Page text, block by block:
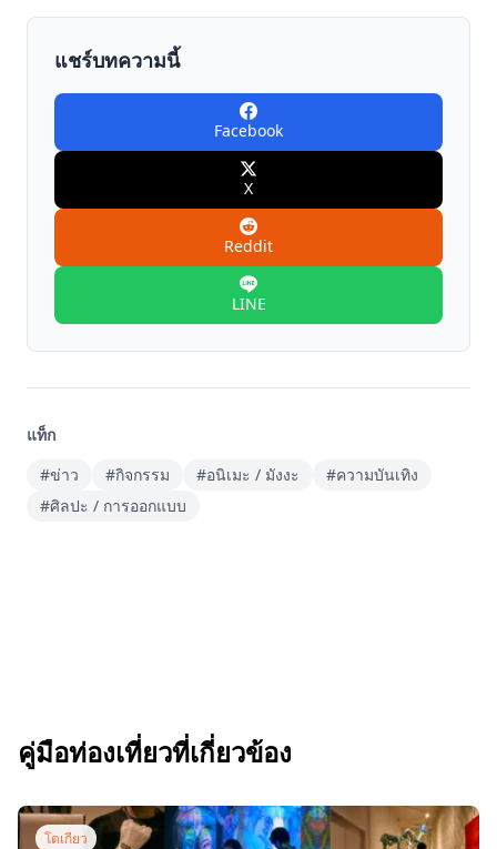
แชร์บทความนี้
Facebook
X
Reddit
LINE
แท็ก
#ข่าว
#กิจกรรม #อนิเมะ / มังงะ
#ความบันเทิง
#ศิลปะ / การออกแบบ
คู่มือท่องเที่ยวที่เกี่ยวข้อง
โตเกียว